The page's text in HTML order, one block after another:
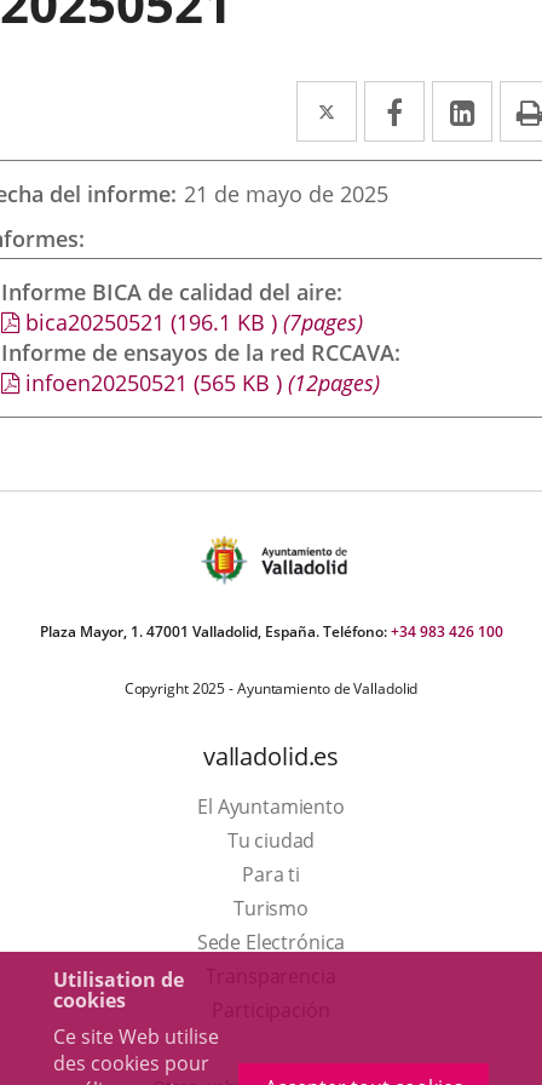
Utilisation de
cookies
Ce site Web utilise
des cookies pour
Twitter
Enlace
a
una
externa.
Facebook
Enlace
a
externa.
a
del informe 21 de mayo de 2025
Informe BICA de calidad del aire
bica20250521 (196.1 KB ) (7pages)
Informe de ensayos de la red RCCAVA
infoen20250521 (565 KB ) (12pages)
Plaza Mayor, 1. 47001 Valladolid, España. Teléfono:+34 983 426 100
Copyright 2025 - Ayuntamiento de Valladolid
valladolid.es
El Ayuntamiento
Tu ciudad
Para ti
TurismoEste
enlace
una
Sede Electrónica
externa.